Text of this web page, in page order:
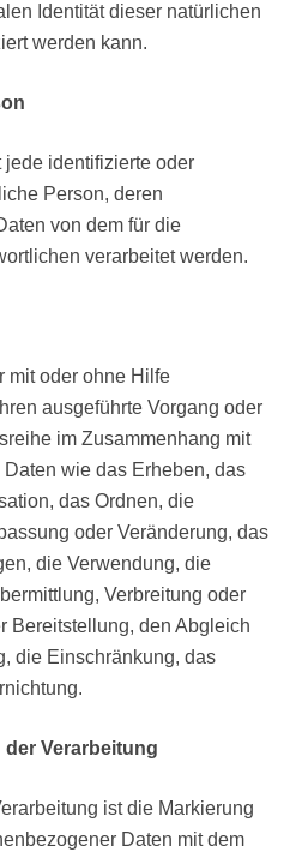
Identität dieser natürlichen
werden kann.
jede identifizierte oder
Person, deren
von dem für die
verarbeitet werden.
mit oder ohne Hilfe
ausgeführte Vorgang oder
im Zusammenhang mit
wie das Erheben, das
das Ordnen, die
oder Veränderung, das
die Verwendung, die
Verbreitung oder
Bereitstellung, den Abgleich
die Einschränkung, das
Verarbeitung
ist die Markierung
Daten mit dem